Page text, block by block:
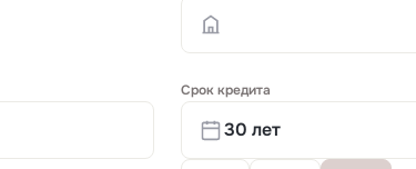
Срок кредита